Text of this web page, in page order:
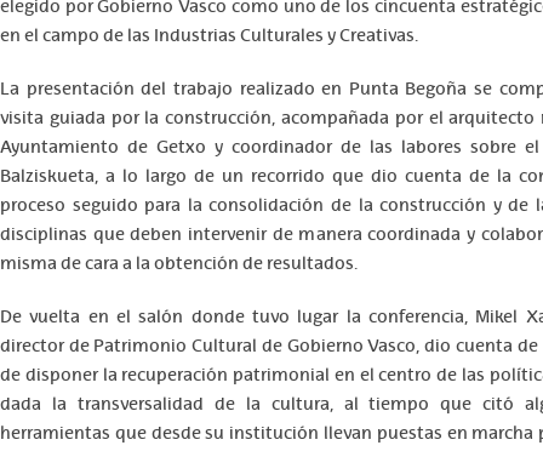
elegido por Gobierno Vasco como uno de los cincuenta
en el campo de las Industrias Culturales y Creativas.
La presentación del trabajo realizado en Punta Begoña se
visita guiada por la construcción, acompañada por el arquitecto
Ayuntamiento de Getxo y coordinador de las labores sobre
Balziskueta, a lo largo de un recorrido que dio cuenta de la
proceso seguido para la consolidación de la construcción y de
disciplinas que deben intervenir de manera coordinada y
misma de cara a la obtención de resultados.
De vuelta en el salón donde tuvo lugar la conferencia, Mikel
director de Patrimonio Cultural de Gobierno Vasco, dio cuenta
de disponer la recuperación patrimonial en el centro de las
dada la transversalidad de la cultura, al tiempo que citó
herramientas que desde su institución llevan puestas en marcha